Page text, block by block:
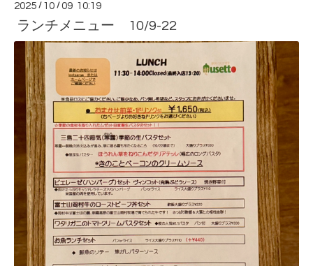
2025 / 10 /09 10:19
ランチメニュー 10/9-22